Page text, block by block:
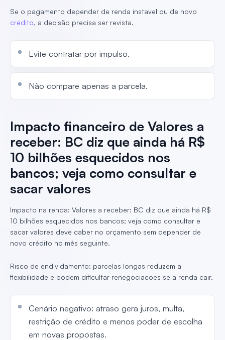
Se o pagamento depender de renda instavel ou de novo
crédito, a decisão precisa ser revista.
Evite contratar por impulso.
Não compare apenas a parcela.
Impacto financeiro de Valores a
receber: BC diz que ainda há R$
10 bilhões esquecidos nos
bancos; veja como consultar e
sacar valores
Impacto na renda: Valores a receber: BC diz que ainda há R$
10 bilhões esquecidos nos bancos; veja como consultar e
sacar valores deve caber no orçamento sem depender de
novo crédito no mês seguinte.
Risco de endividamento: parcelas longas reduzem a
flexibilidade e podem dificultar renegociacoes se a renda cair.
Cenário negativo: atraso gera juros, multa,
restrição de crédito e menos poder de escolha
em novas propostas.